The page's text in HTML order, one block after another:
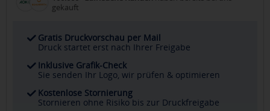
gekauft
Gratis Druckvorschau per Mail
Druck startet erst nach Ihrer Freigabe
Inklusive Grafik-Check
Sie senden Ihr Logo, wir prüfen & optimieren
Kostenlose Stornierung
Stornieren ohne Risiko bis zur Druckfreigabe